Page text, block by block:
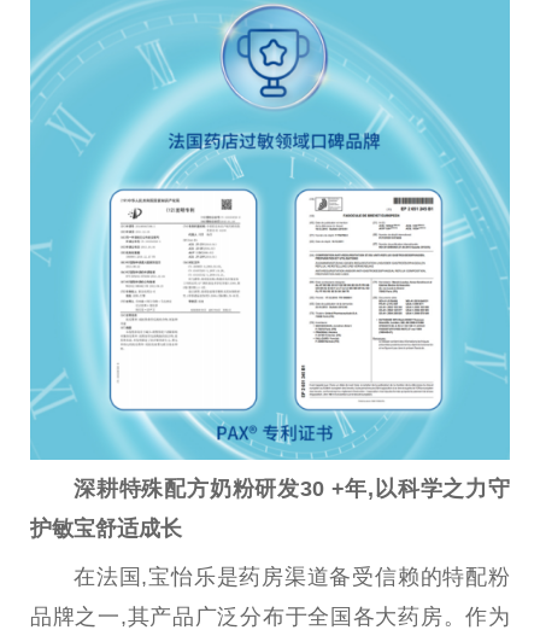
深耕特殊配方奶粉研发30 +年,以科学之力守
护敏宝舒适成长
在法国,宝怡乐是药房渠道备受信赖的特配粉
品牌之一,其产品广泛分布于全国各大药房。作为